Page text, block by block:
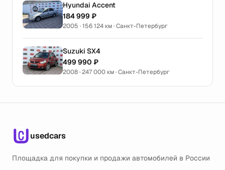
Hyundai Accent
184 999 ₽
2005 · 156 124 км · Санкт-Петербург
Suzuki SX4
499 990 ₽
2008 · 247 000 км · Санкт-Петербург
usedcars
Площадка для покупки и продажи автомобилей в России